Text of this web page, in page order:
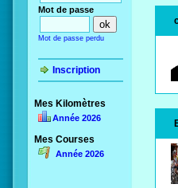
Mot de passe
Mot de passe perdu
Inscription
Mes Kilomètres
Année 2026
Mes Courses
Année 2026